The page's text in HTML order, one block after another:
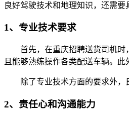
良好驾驶技术和地理知识，还需
1、专业技术要求
首先，在重庆招聘送货司机
且能够熟练操作各类配送车辆。
除了专业技术方面的要求外
2、责任心和沟通能力